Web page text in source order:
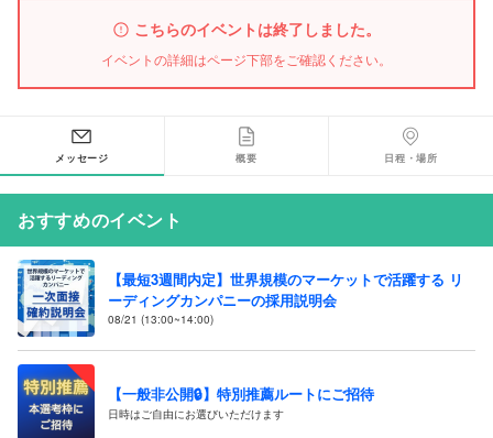
こちらのイベントは終了しました。
イベントの詳細はページ下部をご確認ください。
メッセージ 概要 日程・場所
おすすめのイベント
【最短3週間内定】世界規模のマーケットで活躍する リ
ーディングカンパニーの採用説明会
08/21 (13:00~14:00)
【一般非公開🔒️】特別推薦ルートにご招待
日時はご自由にお選びいただけます